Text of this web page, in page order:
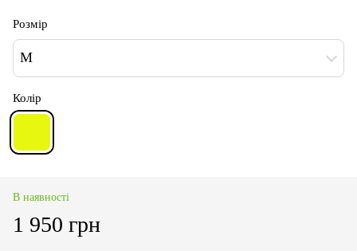
Розмір
M
Колір
В наявності
1 950 грн